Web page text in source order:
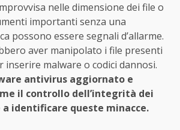
nelle dimensione dei file o
importanti senza una
possono essere segnali d’allarme.
aver manipolato i file presenti
inserire malware o codici dannosi.
antivirus aggiornato e
il controllo dell’integrità dei
identificare queste minacce.